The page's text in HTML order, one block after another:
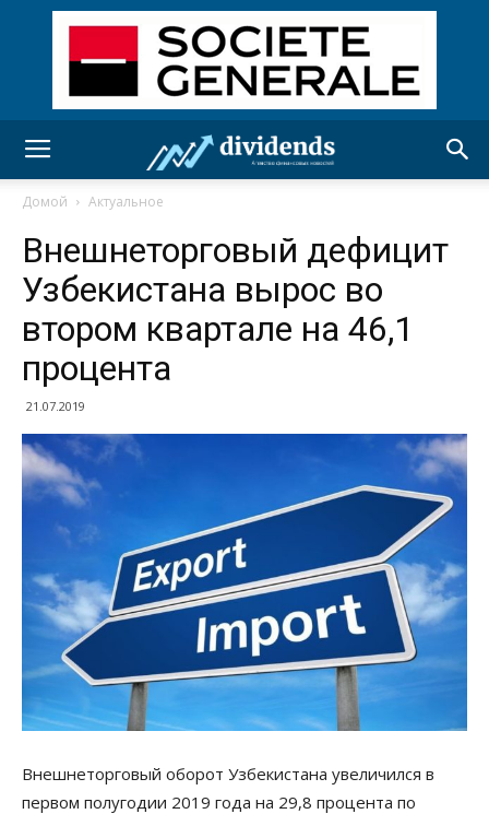
Домой Актуальное
Внешнеторговый дефицит
Узбекистана вырос во
втором квартале на 46,1
процента
21.07.2019
Внешнеторговый оборот Узбекистана увеличился в
первом полугодии 2019 года на 29,8 процента по